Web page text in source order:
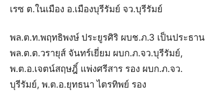
เรซ ต.ในเมือง อ.เมืองบุรีรัมย์ จว.บุรีรัมย์
พล.ต.ท.พฤทธิพงษ์ ประยูรศิริ ผบช.ภ.3 เป็นประธาน
พล.ต.ต.วรายุส์ จันทร์เยี่ยม ผบก.ภ.จว.บุรีรัมย์,
พ.ต.อ.เจตน์สฤษฎิ์ แพ่งศรีสาร รอง ผบก.ภ.จว.
บุรีรัมย์, พ.ต.อ.ยุทธนา ไตรทิพย์ รอง